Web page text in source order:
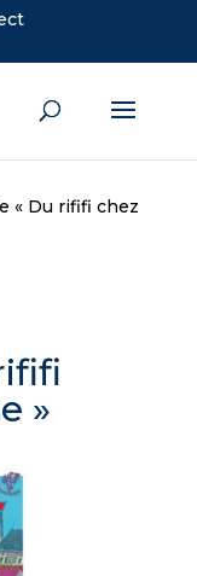
« Du rififi chez
»